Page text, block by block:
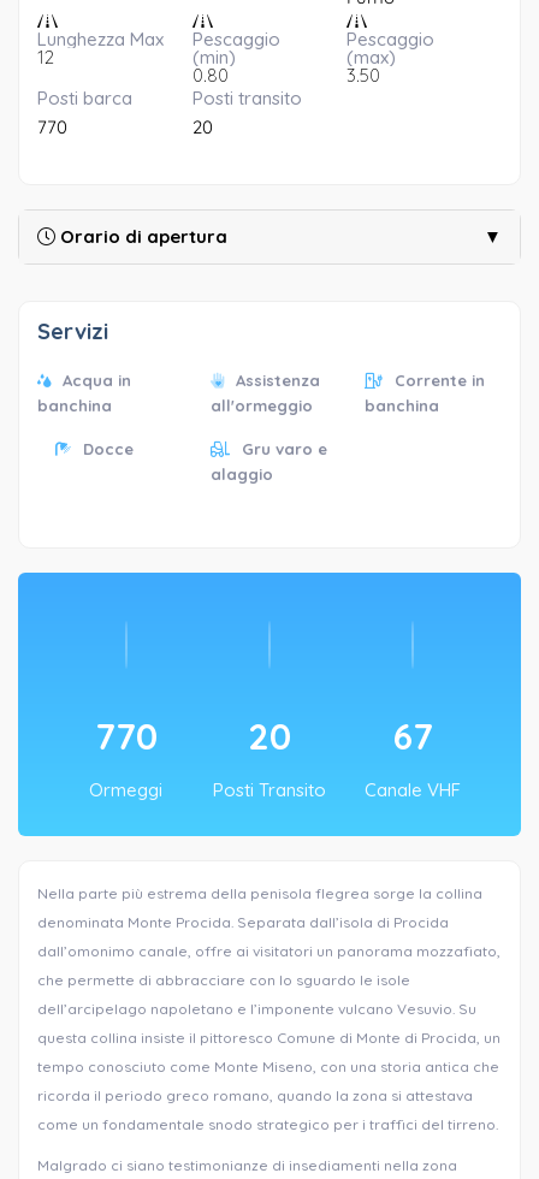
Lunghezza Max
12
Pescaggio
(min)
0.80
Pescaggio
(max)
3.50
Posti barca
770
Posti transito
20
Orario di apertura ▼
Servizi
Acqua in
banchina
Assistenza
all'ormeggio
Corrente in
banchina
Docce
Gru varo e
alaggio
770
Ormeggi
20
Posti Transito
67
Canale VHF
Nella parte più estrema della penisola flegrea sorge la collina
denominata Monte Procida. Separata dall’isola di Procida
dall’omonimo canale, offre ai visitatori un panorama mozzafiato,
che permette di abbracciare con lo sguardo le isole
dell’arcipelago napoletano e l’imponente vulcano Vesuvio. Su
questa collina insiste il pittoresco Comune di Monte di Procida, un
tempo conosciuto come Monte Miseno, con una storia antica che
ricorda il periodo greco romano, quando la zona si attestava
come un fondamentale snodo strategico per i traffici del tirreno.
Malgrado ci siano testimonianze di insediamenti nella zona